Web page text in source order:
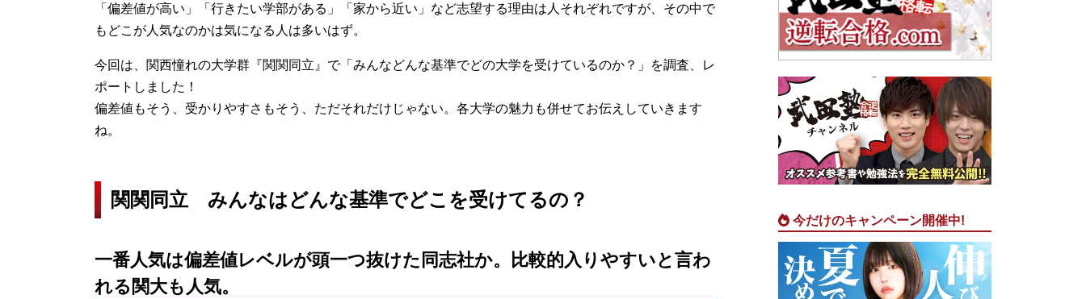
「偏差値が高い」「行きたい学部がある」「家から近い」など志望する理由は人それぞれですが、その中で
もどこが人気なのかは気になる人は多いはず。
今回は、関西憧れの大学群『関関同立』で「みんなどんな基準でどの大学を受けているのか？」を調査、レ
ポートしました！
偏差値もそう、受かりやすさもそう、ただそれだけじゃない。各大学の魅力も併せてお伝えしていきます
ね。
関関同立 みんなはどんな基準でどこを受けてるの？
一番人気は偏差値レベルが頭一つ抜けた同志社か。比較的入りやすいと言わ
れる関大も人気。
今だけのキャンペーン開催中!